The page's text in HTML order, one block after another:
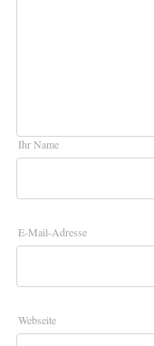
Ihr Name
E-Mail-Adresse
Webseite